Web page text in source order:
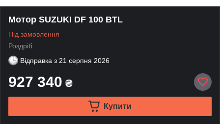
Мотор SUZUKI DF 100 BTL
Під замовлення
Роздріб
Відправка з 21 серпня 2026
927 340 ₴
Купити